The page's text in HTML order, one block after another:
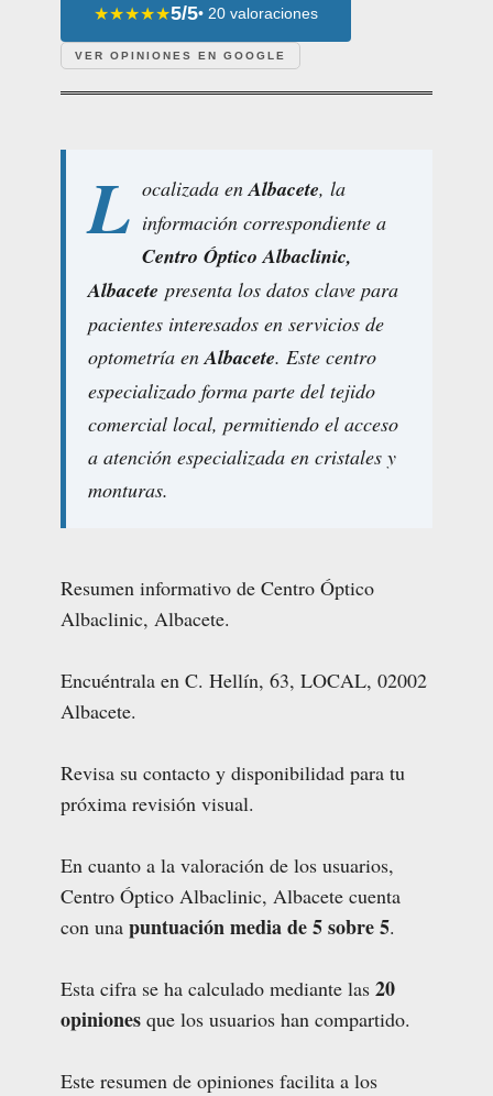
★★★★★5/5• 20 valoraciones
VER OPINIONES EN GOOGLE
L ocalizada enAlbacete, la
información correspondiente a
Centro Óptico Albaclinic,
Albacete presenta los datos clave para
pacientes interesados en servicios de
optometría enAlbacete. Este centro
especializado forma parte del tejido
comercial local, permitiendo el acceso
a atención especializada en cristales y
monturas.
Resumen informativo de Centro Óptico
Albaclinic, Albacete.
Encuéntrala en C. Hellín, 63, LOCAL, 02002
Albacete.
Revisa su contacto y disponibilidad para tu
próxima revisión visual.
En cuanto a la valoración de los usuarios,
Centro Óptico Albaclinic, Albacete cuenta
con una puntuación media de 5 sobre 5.
Esta cifra se ha calculado mediante las 20
opiniones que los usuarios han compartido.
Este resumen de opiniones facilita a los